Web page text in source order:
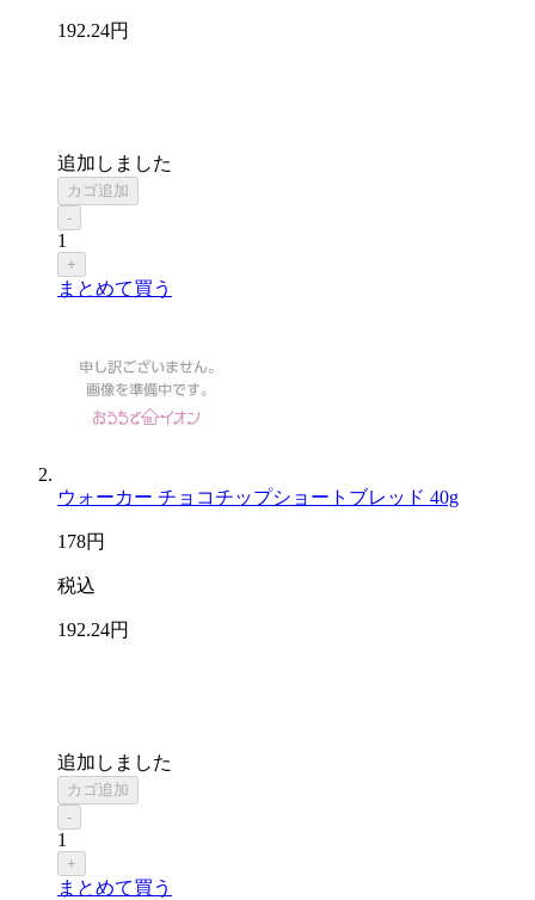
192.24円
追加しました
カゴ追加
-
1
+
まとめて買う
ウォーカー チョコチップショートブレッド 40g
178円
税込
192.24円
追加しました
カゴ追加
-
1
+
まとめて買う